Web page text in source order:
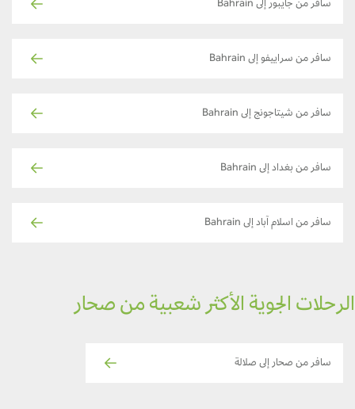
سافر من جايبور إلى Bahrain
سافر من سراييفو إلى Bahrain
سافر من شيتاجونج إلى Bahrain
سافر من بغداد إلى Bahrain
سافر من اسلام آباد إلى Bahrain
الجوية الأكثر شعبية من صحار
سافر من صحار إلى صلالة